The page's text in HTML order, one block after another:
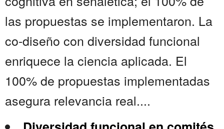
las propuestas se implementaron. La
co-diseño con diversidad funcional
enriquece la ciencia aplicada. El
100% de propuestas implementadas
asegura relevancia real....